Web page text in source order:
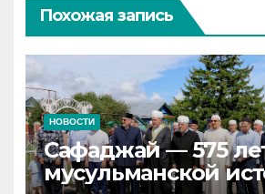
Похожая запись
НОВОСТИ
Сафаджай — 575
мусульманской